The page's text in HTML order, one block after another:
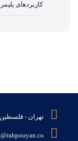
کاربردهای
تهران - فلسطین شمالی -